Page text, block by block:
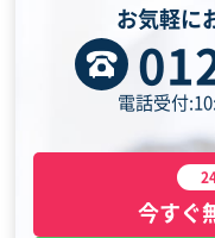
お気軽に
電話受付
今すぐ